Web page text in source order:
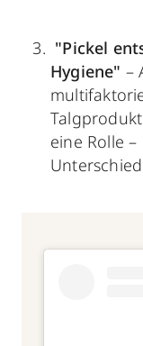
"Pickel
Hygiene" –
eine Rolle